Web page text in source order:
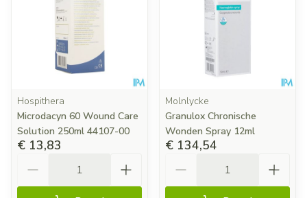
Hospithera
Microdacyn 60 Wound Care
Solution 250ml 44107-00
€ 13,83
Molnlycke
Granulox Chronische
Wonden Spray 12ml
€ 134,54